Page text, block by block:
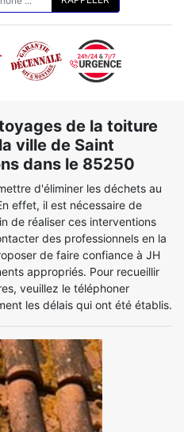
de la toiture
ville de Saint
dans le 85250
d'éliminer les déchets au
effet, il est nécessaire de
de réaliser ces interventions
des professionnels en la
de faire confiance à JH
appropriés. Pour recueillir
veuillez le téléphoner
les délais qui ont été établis.